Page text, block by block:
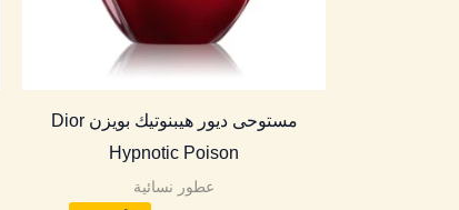
مستوحى ديور هيبنوتيك بويزن Dior
Hypnotic Poison
عطور نسائية
الخيارات
على